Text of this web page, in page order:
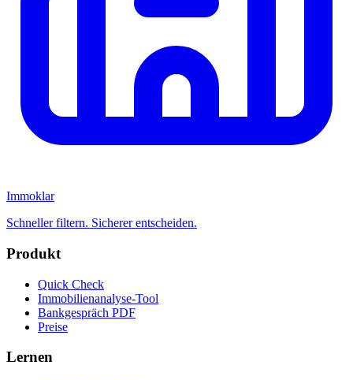
Immoklar
Schneller filtern. Sicherer entscheiden.
Produkt
Quick Check
Immobilienanalyse-Tool
Bankgespräch PDF
Preise
Lernen